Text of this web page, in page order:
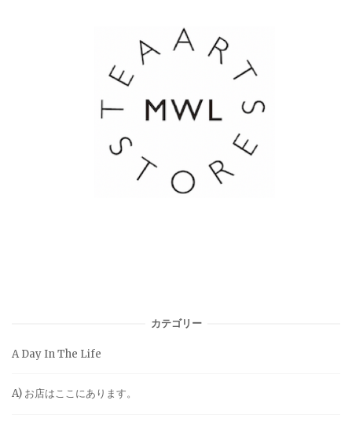
カテゴリー
A Day In The Life
A) お店はここにあります。